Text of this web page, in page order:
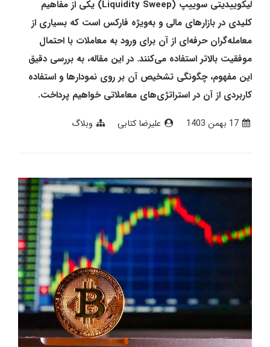
لیکوییدیتی سوییپ (Liquidity Sweep) یکی از مفاهیم
کلیدی در بازارهای مالی و به‌ویژه فارکس است که بسیاری از
معامله‌گران حرفه‌ای از آن برای ورود به معاملات با احتمال
موفقیت بالاتر استفاده می‌کنند. در این مقاله، به بررسی دقیق
این مفهوم، چگونگی تشخیص آن بر روی نمودارها و استفاده
کاربردی از آن در استراتژی‌های معاملاتی خواهیم پرداخت.
17 بهمن 1403 علیرضا کتابی وبلاگ